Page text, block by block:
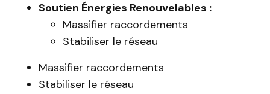
Soutien Énergies Renouvelables :
Massifier raccordements
Stabiliser le réseau
Massifier raccordements
Stabiliser le réseau